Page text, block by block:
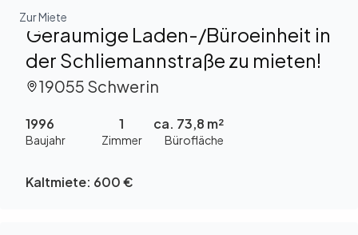
Zur Miete
Geräumige Laden-/Büroeinheit in
der Schliemannstraße zu mieten!
19055 Schwerin
1996
Baujahr
1
Zimmer
ca. 73,8 m²
Bürofläche
Kaltmiete: 600 €